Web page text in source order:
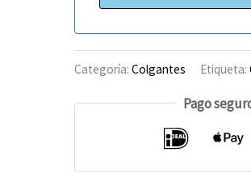
Categoría: Colgantes Etiqueta:
Pago